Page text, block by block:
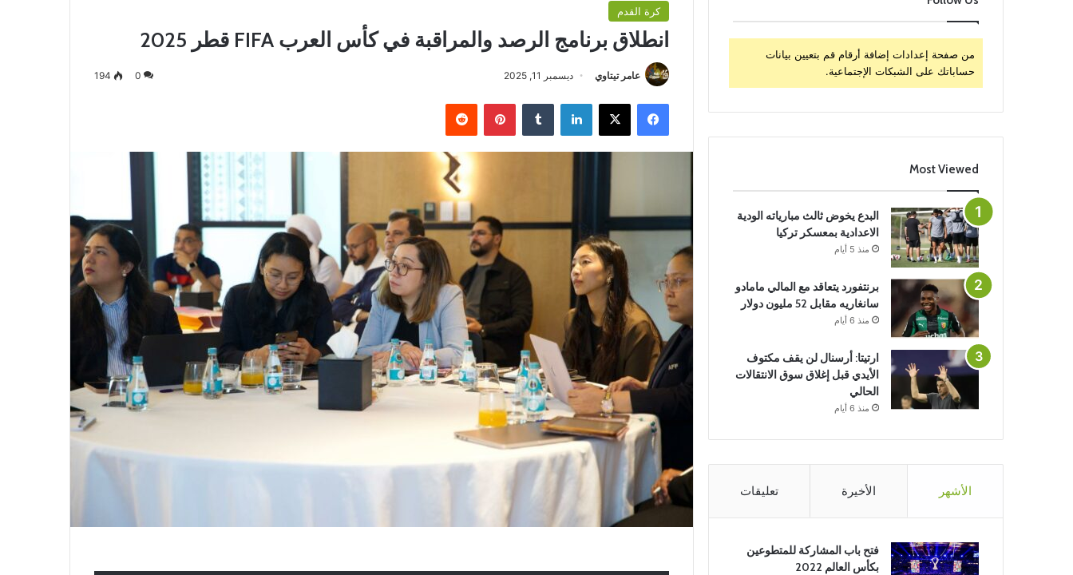
كرة القدم
انطلاق برنامج الرصد والمراقبة في كأس العرب FIFA قطر 2025
عامر تيتاوي ديسمبر 11, 2025 0
194
فيسبوك ‫X لينكدإن بينتيريست
من صفحة إعدادات إضافة أرقام قم بتعيين بيانات
حساباتك على الشبكات الإجتماعية.
Most Viewed
البدع يخوض ثالث مبارياته الودية
الاعدادية بمعسكر تركيا
منذ 5 أيام
برنتفورد يتعاقد مع المالي مامادو
سانغاريه مقابل 52 مليون دولار
منذ 6 أيام
ارتيتا: أرسنال لن يقف مكتوف
الأيدي قبل إغلاق سوق الانتقالات
الحالي
منذ 6 أيام
الأشهر الأخيرة تعليقات
فتح باب المشاركة للمتطوعين
بكأس العالم 2022